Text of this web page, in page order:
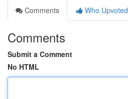
Comments
Who Upvoted
Comments
Submit a Comment
No HTML